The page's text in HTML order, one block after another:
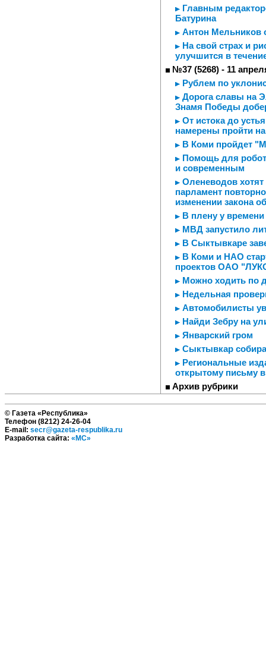
Главным
Батурина
Антон Мельников
На свой страх и
улучшится в
№37 (5268) - 11
Рублем по
Дорога славы на
Знамя Победы
От истока до
намерены пройти
В Коми пройдет
Помощь для
и современным
Оленеводов
парламент
изменении закона
В плену у времени
МВД запустило
В Сыктывкаре
В Коми и НАО
проектов ОАО
Можно ходить по
Недельная
Автомобилисты
Найди Зебру на
Январский гром
Сыктывкар
Региональные
открытому письму
Архив рубрики
© Газета «Республика»
Телефон (8212) 24-26-04
E-mail: secr@gazeta-respublika.ru
Разработка сайта: «МС»